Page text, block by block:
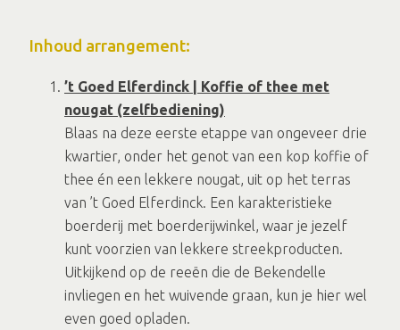
Inhoud arrangement:
’t Goed Elferdinck | Koffie of thee met
nougat (zelfbediening)
Blaas na deze eerste etappe van ongeveer drie
kwartier, onder het genot van een kop koffie of
thee én een lekkere nougat, uit op het terras
van ’t Goed Elferdinck. Een karakteristieke
boerderij met boerderijwinkel, waar je jezelf
kunt voorzien van lekkere streekproducten.
Uitkijkend op de reeën die de Bekendelle
invliegen en het wuivende graan, kun je hier wel
even goed opladen.